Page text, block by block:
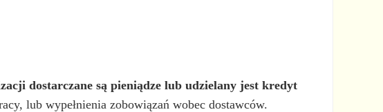
dostarczane są pieniądze lub udzielany jest kredyt
lub wypełnienia zobowiązań wobec dostawców.